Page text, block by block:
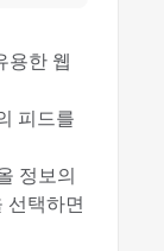
용한 웹
피드를
정보의
택하면